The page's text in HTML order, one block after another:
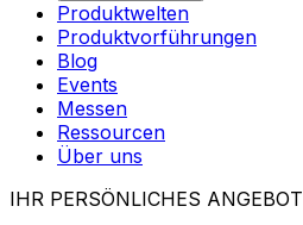
Produktwelten
Produktvorführungen
Blog
Events
Messen
Ressourcen
Über uns
IHR PERSÖNLICHES ANGEBOT